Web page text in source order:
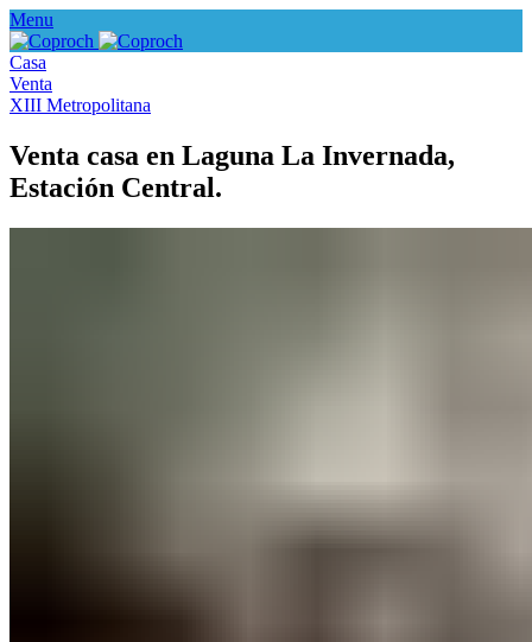
Menu
Casa
Venta
XIII Metropolitana
Venta casa en Laguna La Invernada,
Estación Central.